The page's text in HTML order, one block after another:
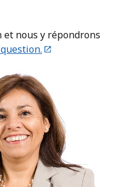
et nous y répondrons